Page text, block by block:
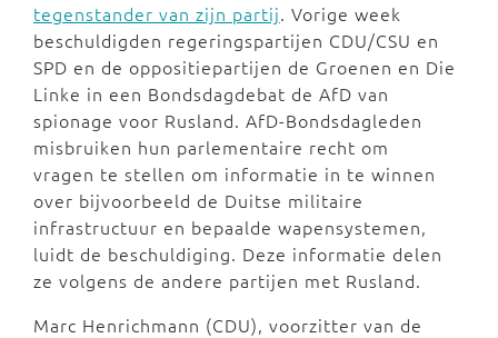
tegenstander van zijn partij. Vorige week
beschuldigden regeringspartijen CDU/CSU en
SPD en de oppositiepartijen de Groenen en Die
Linke in een Bondsdagdebat de AfD van
spionage voor Rusland. AfD-Bondsdagleden
misbruiken hun parlementaire recht om
vragen te stellen om informatie in te winnen
over bijvoorbeeld de Duitse militaire
infrastructuur en bepaalde wapensystemen,
luidt de beschuldiging. Deze informatie delen
ze volgens de andere partijen met Rusland.
Marc Henrichmann (CDU), voorzitter van de